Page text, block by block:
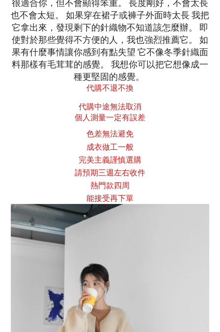
很適合你，但不會顯得笨重。 長度剛好，不會太長
也不會太短。 如果穿在裙子或褲子外面時太長 我把
它拿出來，發現剩下的針織物不知道該怎麼辦。 即
使對於那些覺得不方便的人，我也強烈推薦它。 如
果有什麼事情讓你感到有點失望 它不像冬季針織面
料那樣有毛茸茸的感覺。 我想你可以把它想像成一
種更堅固的感覺。
代購不退不換
代購中途無法取消
個人測量一定有誤差
色差無法避免
成衣做工一般
完美主義謹慎選購
請預期三週左右收件
熱門款四周
能接受再下單